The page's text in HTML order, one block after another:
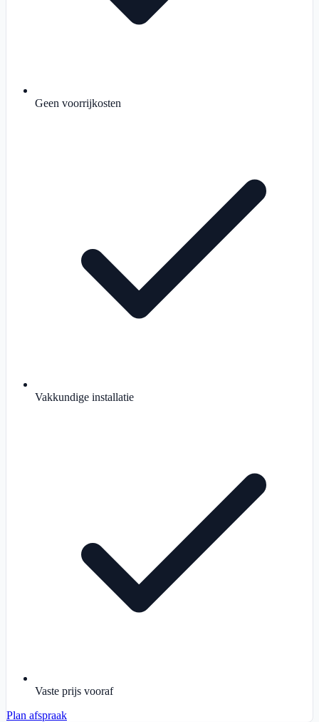
Geen voorrijkosten
Vakkundige installatie
Vaste prijs vooraf
Plan afspraak